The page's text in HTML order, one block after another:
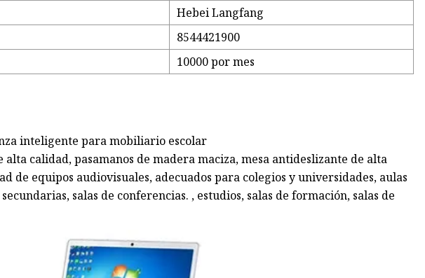
Hebei Langfang
8544421900
10000 por mes
inteligente para mobiliario escolar
calidad, pasamanos de madera maciza, mesa antideslizante de alta
de equipos audiovisuales, adecuados para colegios y universidades, aulas
salas de conferencias. , estudios, salas de formación, salas de